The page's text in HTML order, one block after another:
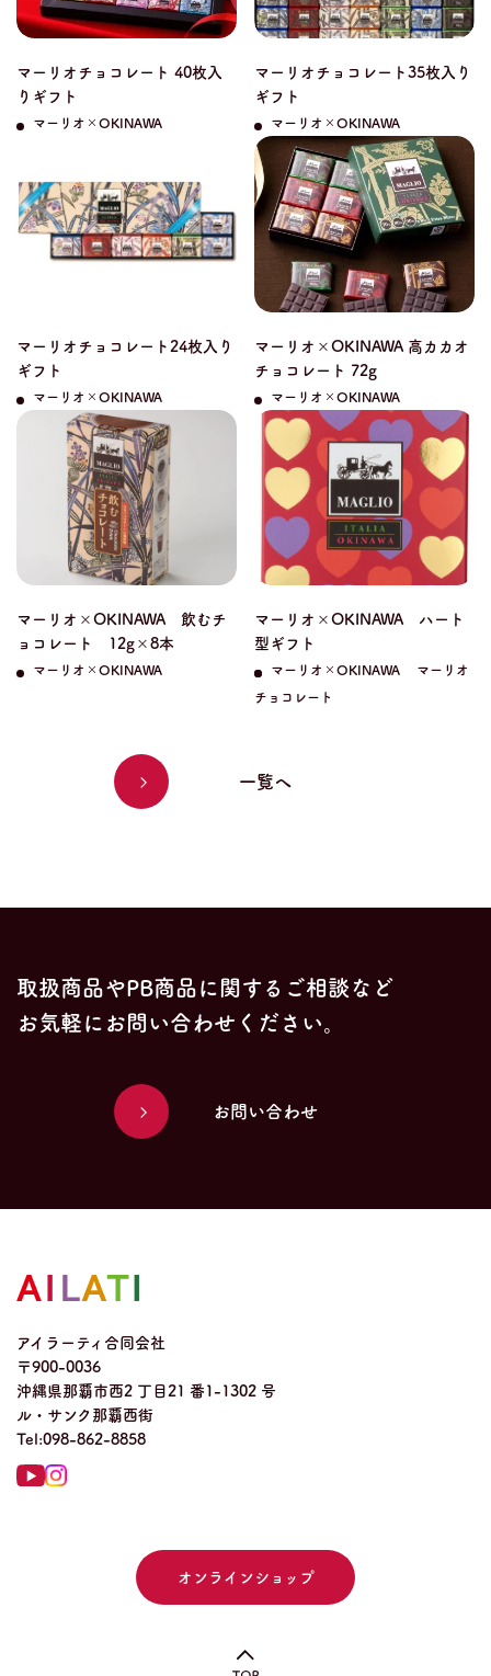
マーリオチョコレート 40枚入
りギフト
マーリオ×OKINAWA
マーリオチョコレート35枚入り
ギフト
マーリオ×OKINAWA
マーリオチョコレート24枚入り
ギフト
マーリオ×OKINAWA
マーリオ×OKINAWA 高カカオ
チョコレート 72g
マーリオ×OKINAWA
マーリオ×OKINAWA 飲むチ
ョコレート 12g×8本
マーリオ×OKINAWA
マーリオ×OKINAWA ハート
型ギフト
マーリオ×OKINAWA マーリオ
チョコレート
一覧へ
取扱商品やPB商品に関するご相談など
お気軽にお問い合わせください。
お問い合わせ
アイラーティ合同会社
〒900-0036
沖縄県那覇市西2 丁目21 番1-1302 号
ル・サンク那覇西街
Tel:098-862-8858
オンラインショップ